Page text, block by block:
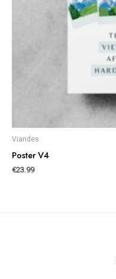
Viandes
Poster V4
€23.99